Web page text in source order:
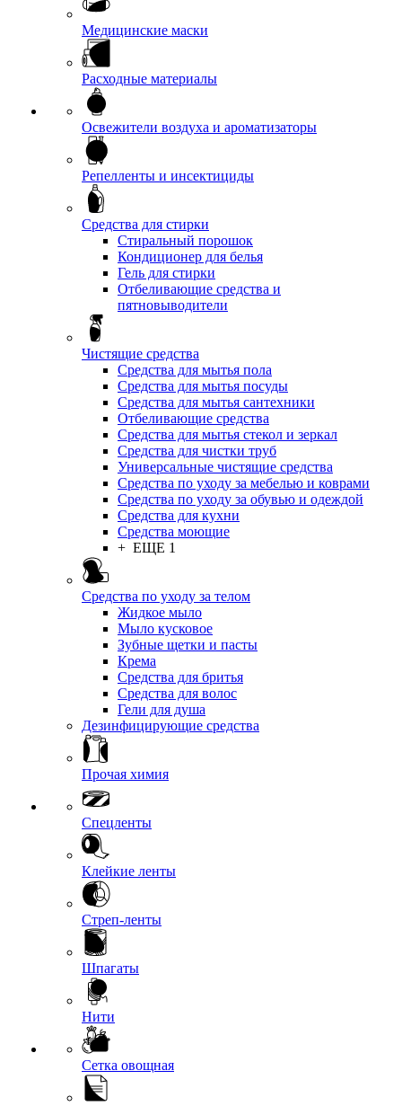
Медицинские маски
Расходные материалы
Освежители воздуха и ароматизаторы
Репелленты и инсектициды
Средства для стирки
Стиральный порошок
Кондиционер для белья
Гель для стирки
Отбеливающие средства и
пятновыводители
Чистящие средства
Средства для мытья пола
Средства для мытья посуды
Средства для мытья сантехники
Отбеливающие средства
Средства для мытья стекол и зеркал
Средства для чистки труб
Универсальные чистящие средства
Средства по уходу за мебелью и коврами
Средства по уходу за обувью и одеждой
Средства для кухни
Средства моющие
+ ЕЩЕ 1
Средства по уходу за телом
Жидкое мыло
Мыло кусковое
Зубные щетки и пасты
Крема
Средства для бритья
Средства для волос
Гели для душа
Дезинфицирующие средства
Прочая химия
Спецленты
Клейкие ленты
Стреп-ленты
Шпагаты
Нити
Сетка овощная